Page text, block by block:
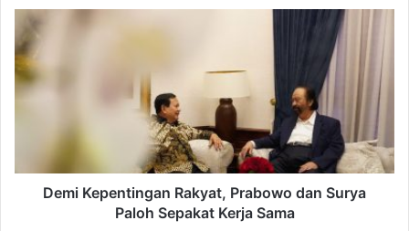
Demi
Kepentingan
Rakyat,
Prabowo
dan
Kerja
Demi Kepentingan Rakyat, Prabowo dan Surya
Paloh Sepakat Kerja Sama